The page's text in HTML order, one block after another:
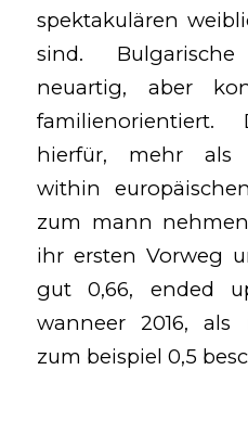
spektakulären
sind.
neuartig, aber
familienorientiert.
hierfür, mehr als
within
zum mann
ihr ersten Vorweg
gut 0,66, ended
wanneer 2016, als
zum beispiel 0,5